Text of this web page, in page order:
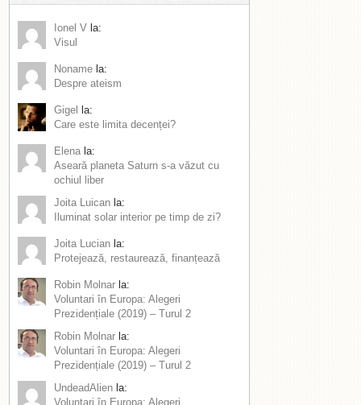
Ionel V la:
Visul
Noname la:
Despre ateism
Gigel
la:
Care este limita decenței?
Elena la:
Aseară planeta Saturn s-a văzut cu
ochiul liber
Joita Luican la:
Iluminat solar interior pe timp de zi?
Joita Lucian la:
Protejează, restaurează, finanțează
Robin Molnar la:
Voluntari în Europa: Alegeri
Prezidențiale (2019) – Turul 2
Robin Molnar la:
Voluntari în Europa: Alegeri
Prezidențiale (2019) – Turul 2
UndeadAlien la:
Voluntari în Europa: Alegeri